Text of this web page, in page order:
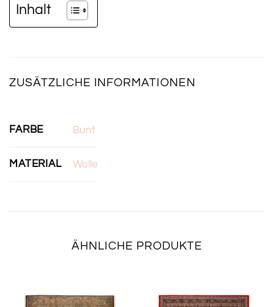
Inhalt
ZUSÄTZLICHE INFORMATIONEN
FARBE Bunt
MATERIAL Wolle
ÄHNLICHE PRODUKTE